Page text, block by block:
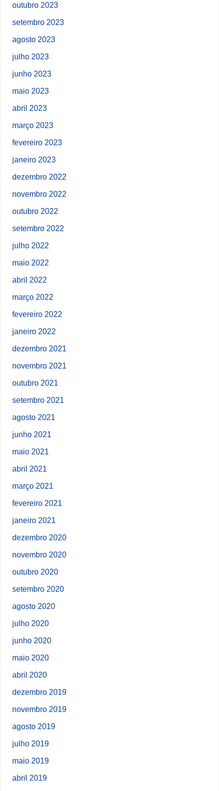
outubro 2023
setembro 2023
agosto 2023
julho 2023
junho 2023
maio 2023
abril 2023
março 2023
fevereiro 2023
janeiro 2023
dezembro 2022
novembro 2022
outubro 2022
setembro 2022
julho 2022
maio 2022
abril 2022
março 2022
fevereiro 2022
janeiro 2022
dezembro 2021
novembro 2021
outubro 2021
setembro 2021
agosto 2021
junho 2021
maio 2021
abril 2021
março 2021
fevereiro 2021
janeiro 2021
dezembro 2020
novembro 2020
outubro 2020
setembro 2020
agosto 2020
julho 2020
junho 2020
maio 2020
abril 2020
dezembro 2019
novembro 2019
agosto 2019
julho 2019
maio 2019
abril 2019